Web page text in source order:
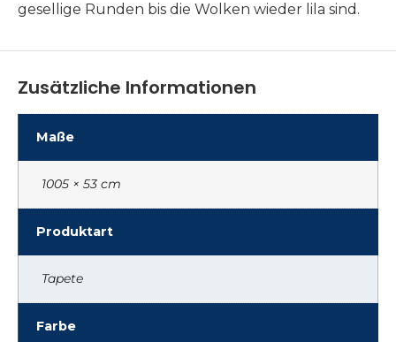
gesellige Runden bis die Wolken wieder lila sind.
Zusätzliche Informationen
Maße
1005 × 53 cm
Produktart
Tapete
Farbe